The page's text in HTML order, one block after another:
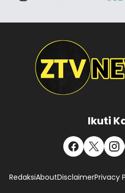
Ikuti
RedaksiAboutDisclaimerPrivacy